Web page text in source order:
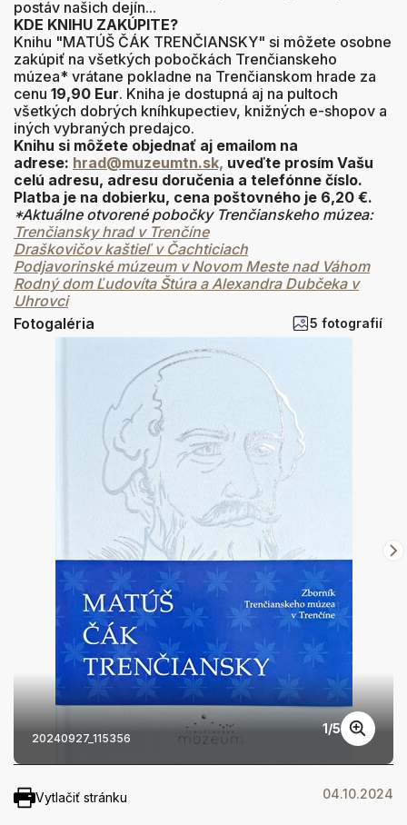
postáv našich dejín...
KDE KNIHU ZAKÚPITE?
Knihu "MATÚŠ ČÁK TRENČIANSKY" si môžete osobne
zakúpiť na všetkých pobočkách Trenčianskeho
múzea* vrátane pokladne na Trenčianskom hrade za
cenu 19,90 Eur. Kniha je dostupná aj na pultoch
všetkých dobrých kníhkupectiev, knižných e-shopov a
iných vybraných predajco.
Knihu si môžete objednať aj emailom na
adrese: hrad@muzeumtn.sk, uveďte prosím Vašu
celú adresu, adresu doručenia a telefónne číslo.
Platba je na dobierku, cena poštovného je 6,20 €.
*Aktuálne otvorené pobočky Trenčianskeho múzea:
Trenčiansky hrad v Trenčíne
Draškovičov kaštieľ v Čachticiach
Podjavorinské múzeum v Novom Meste nad Váhom
Rodný dom Ľudovíta Štúra a Alexandra Dubčeka v
Uhrovci
Fotogaléria
5 fotografií
20240927_115356
1/5
Vytlačiť stránku 04.10.2024